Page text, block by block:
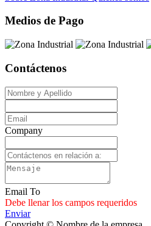
Medios de Pago
Contáctenos
Company
Email To
Debe llenar los campos requeridos
Enviar